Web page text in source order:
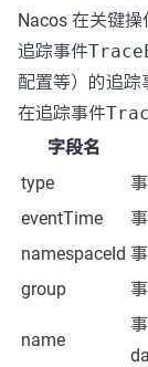
Nacos 在关键
追踪事件
配置等）的追踪
在追踪事件
字段名
type
eventTime
namespaceId
group
name